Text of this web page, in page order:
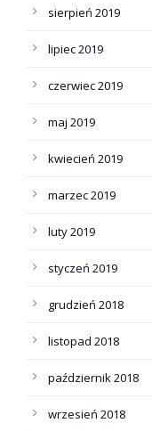
sierpień 2019
lipiec 2019
czerwiec 2019
maj 2019
kwiecień 2019
marzec 2019
luty 2019
styczeń 2019
grudzień 2018
listopad 2018
październik 2018
wrzesień 2018